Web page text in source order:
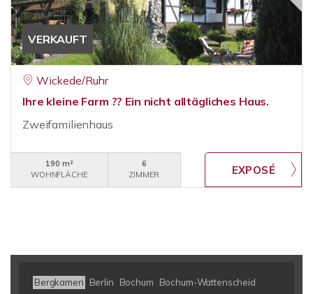
VERKAUFT
Wickede/Ruhr
Ihre kleine Farm ?? Ein nicht alltägliches Haus.
Zweifamilienhaus
190 m²
WOHNFLÄCHE
6
ZIMMER
Bergkamen Berlin Bochum
Bochum-Wattenscheid